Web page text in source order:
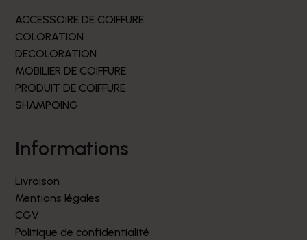
ACCESSOIRE DE COIFFURE
COLORATION
DECOLORATION
MOBILIER DE COIFFURE
PRODUIT DE COIFFURE
SHAMPOING
informations
Livraison
Mentions légales
CGV
Politique de confidentialité